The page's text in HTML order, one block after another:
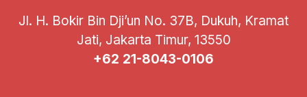
Jl. H. Bokir Bin Dji’un No. 37B, Dukuh, Kramat
Jati, Jakarta Timur, 13550
+62 21-8043-0106